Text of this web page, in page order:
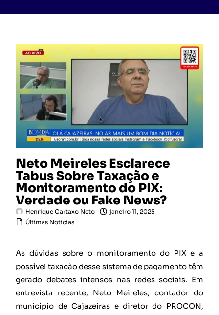
Neto Meireles Esclarece
Tabus Sobre Taxação e
Monitoramento do PIX:
Verdade ou Fake News?
Henrique Cartaxo Neto
janeiro 11, 2025
Últimas Noticias
As dúvidas sobre o monitoramento do PIX e a
possível taxação desse sistema de pagamento têm
gerado debates intensos nas redes sociais. Em
entrevista recente, Neto Meireles, contador do
município de Cajazeiras e diretor do PROCON,